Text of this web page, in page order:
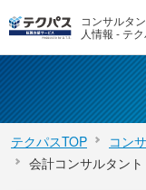
コンサルタ
人情報 - テ
テクパスTOP
コン
会計コンサルタン